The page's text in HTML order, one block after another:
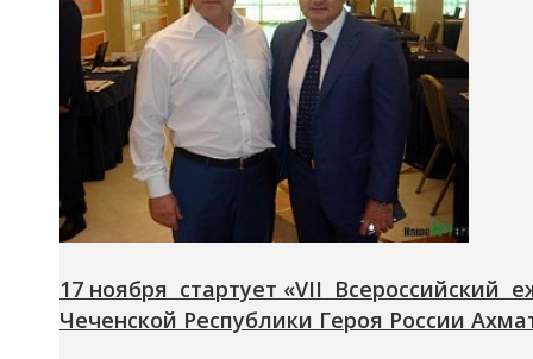
17 ноября стартует «VII
Чеченской Республики Героя России